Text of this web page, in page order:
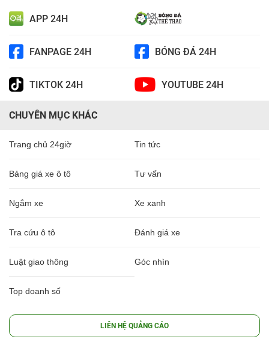
APP 24H
FANPAGE 24H BÓNG ĐÁ 24H
TIKTOK 24H YOUTUBE 24H
CHUYÊN MỤC KHÁC
Trang chủ 24giờ Tin tức
Bảng giá xe ô tô Tư vấn
Ngắm xe Xe xanh
Tra cứu ô tô Đánh giá xe
Luật giao thông Góc nhìn
Top doanh số
LIÊN HỆ QUẢNG CÁO